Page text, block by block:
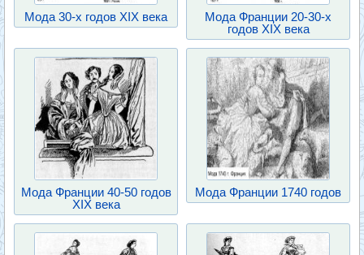
Мода 30-х годов XIX века
Мода Франции 20-30-х
годов XIX века
Мода Франции 40-50 годов
XIX века
Мода Франции 1740 годов